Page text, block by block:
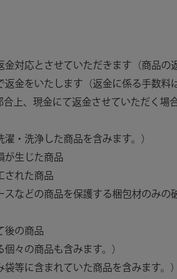
対応とさせていただきます（商品の
金をいたします（返金に係る手数
上、現金にて返金させていただく場
・洗浄した商品を含みます。）
が生じた商品
された商品
スなどの商品を保護する梱包材のみ
後の商品
々の商品も含みます。）
等に含まれていた商品を含みます。）